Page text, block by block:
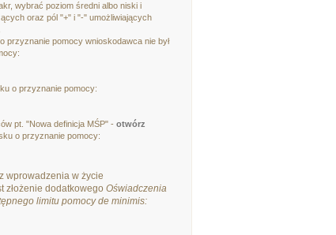
wybrać poziom średni albo niski i
oraz pól "+" i "-" umożliwiających
przyznanie pomocy wnioskodawca nie był
o przyznanie pomocy:
pt. "Nowa definicja MŚP" - otwórz
o przyznanie pomocy:
wprowadzenia w życie
złożenie dodatkowego Oświadczenia
limitu pomocy de minimis: